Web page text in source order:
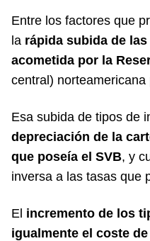
Entre los factores que
la rápida subida de
acometida por la
central)
Esa subida de tipos de
depreciación de la
que poseía el SVB, y
inversa a las tasas que
El incremento de los
igualmente el coste